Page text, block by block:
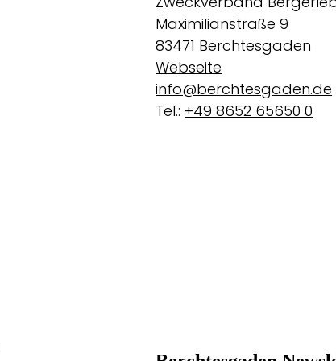
Maximilianstraße 9
83471 Berchtesgaden
Webseite
info@berchtesgaden.de
Tel.: +49 8652 65650 0